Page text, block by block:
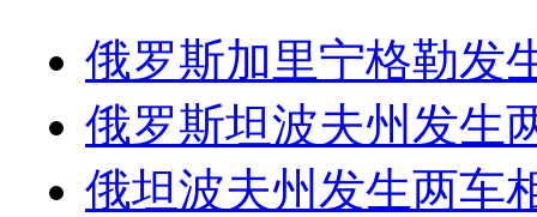
俄罗斯加里宁格勒发
俄罗斯坦波夫州发生
俄坦波夫州发生两车